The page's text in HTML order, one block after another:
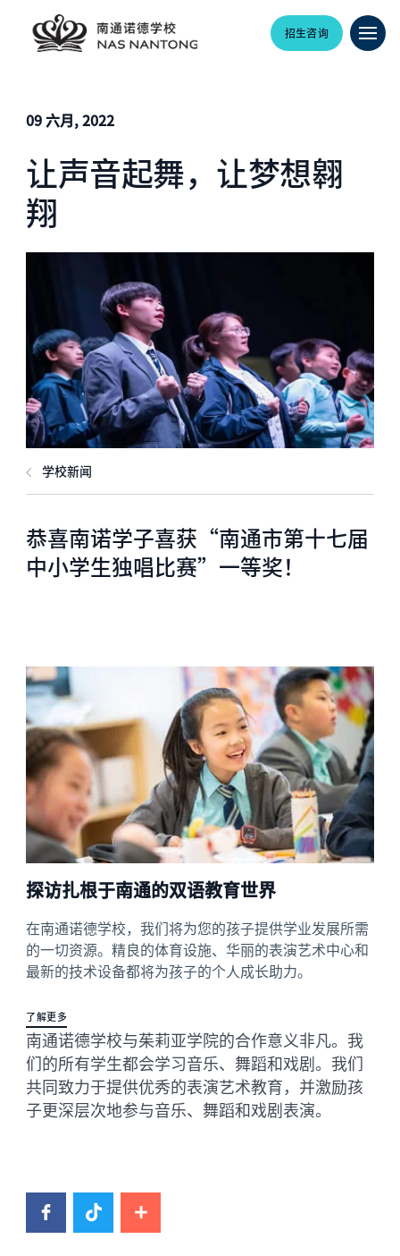
招生咨询
09 六月, 2022
让声音起舞，让梦想翱
翔
学校新闻
恭喜南诺学子喜获“南通市第十七届
中小学生独唱比赛”一等奖！
探访扎根于南通的双语教育世界
在南通诺德学校，我们将为您的孩子提供学业发展所需
的一切资源。精良的体育设施、华丽的表演艺术中心和
最新的技术设备都将为孩子的个人成长助力。
了解更多
南通诺德学校与茱莉亚学院的合作意义非凡。我
们的所有学生都会学习音乐、舞蹈和戏剧。我们
共同致力于提供优秀的表演艺术教育，并激励孩
子更深层次地参与音乐、舞蹈和戏剧表演。